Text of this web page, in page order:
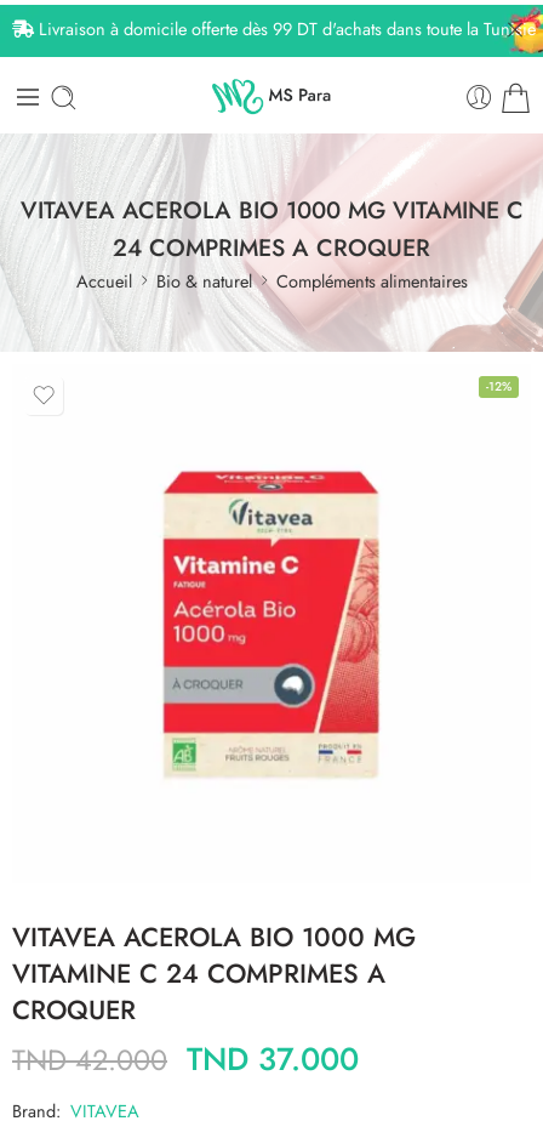
Livraison à domicile offerte dès 99 DT d'achats dans toute la Tunisie
VITAVEA ACEROLA BIO 1000 MG VITAMINE C
24 COMPRIMES A CROQUER
Accueil Bio & naturel Compléments alimentaires
-12%
VITAVEA ACEROLA BIO 1000 MG
VITAMINE C 24 COMPRIMES A
CROQUER
TND42.000 TND 37.000
Brand: VITAVEA